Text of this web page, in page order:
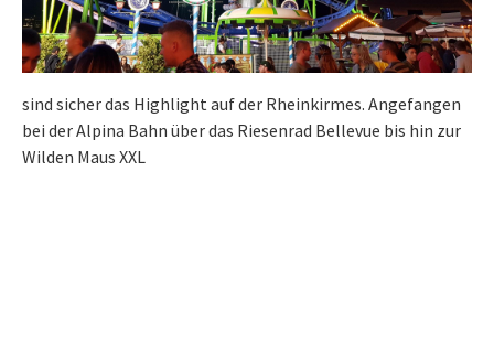
sind sicher das Highlight auf der Rheinkirmes. Angefangen
bei der Alpina Bahn über das Riesenrad Bellevue bis hin zur
Wilden Maus XXL